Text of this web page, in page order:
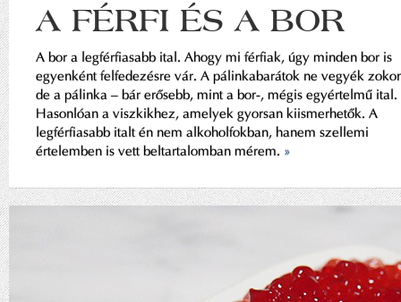
A FÉRFI ÉS A BOR
A bor a legférfiasabb ital. Ahogy mi férfiak, úgy minden bor is
egyenként felfedezésre vár. A pálinkabarátok ne vegyék
de a pálinka – bár erősebb, mint a bor-, mégis egyértelmű ital.
Hasonlóan a viszkikhez, amelyek gyorsan kiismerhetők. A
legférfiasabb italt én nem alkoholfokban, hanem szellemi
értelemben is vett beltartalomban mérem. »